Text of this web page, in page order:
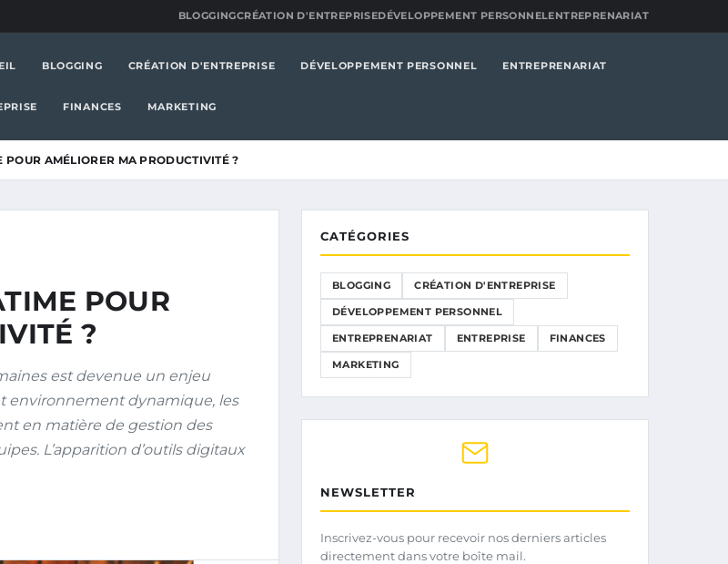
BLOGGINGCRÉATION D'ENTREPRISEDÉVELOPPEMENT PERSONNELENTREPRENARIAT
BLOGGING CRÉATION D'ENTREPRISE DÉVELOPPEMENT PERSONNEL ENTREPRENARIAT
FINANCES MARKETING
AMÉLIORER MA PRODUCTIVITÉ ?
POUR
?
est devenue un enjeu
environnement dynamique, les
en matière de gestion des
L’apparition d’outils digitaux
CATÉGORIES
BLOGGING CRÉATION D'ENTREPRISE
DÉVELOPPEMENT PERSONNEL
ENTREPRENARIAT ENTREPRISE FINANCES
MARKETING
NEWSLETTER
Inscrivez-vous pour recevoir nos derniers articles
directement dans votre boîte mail.